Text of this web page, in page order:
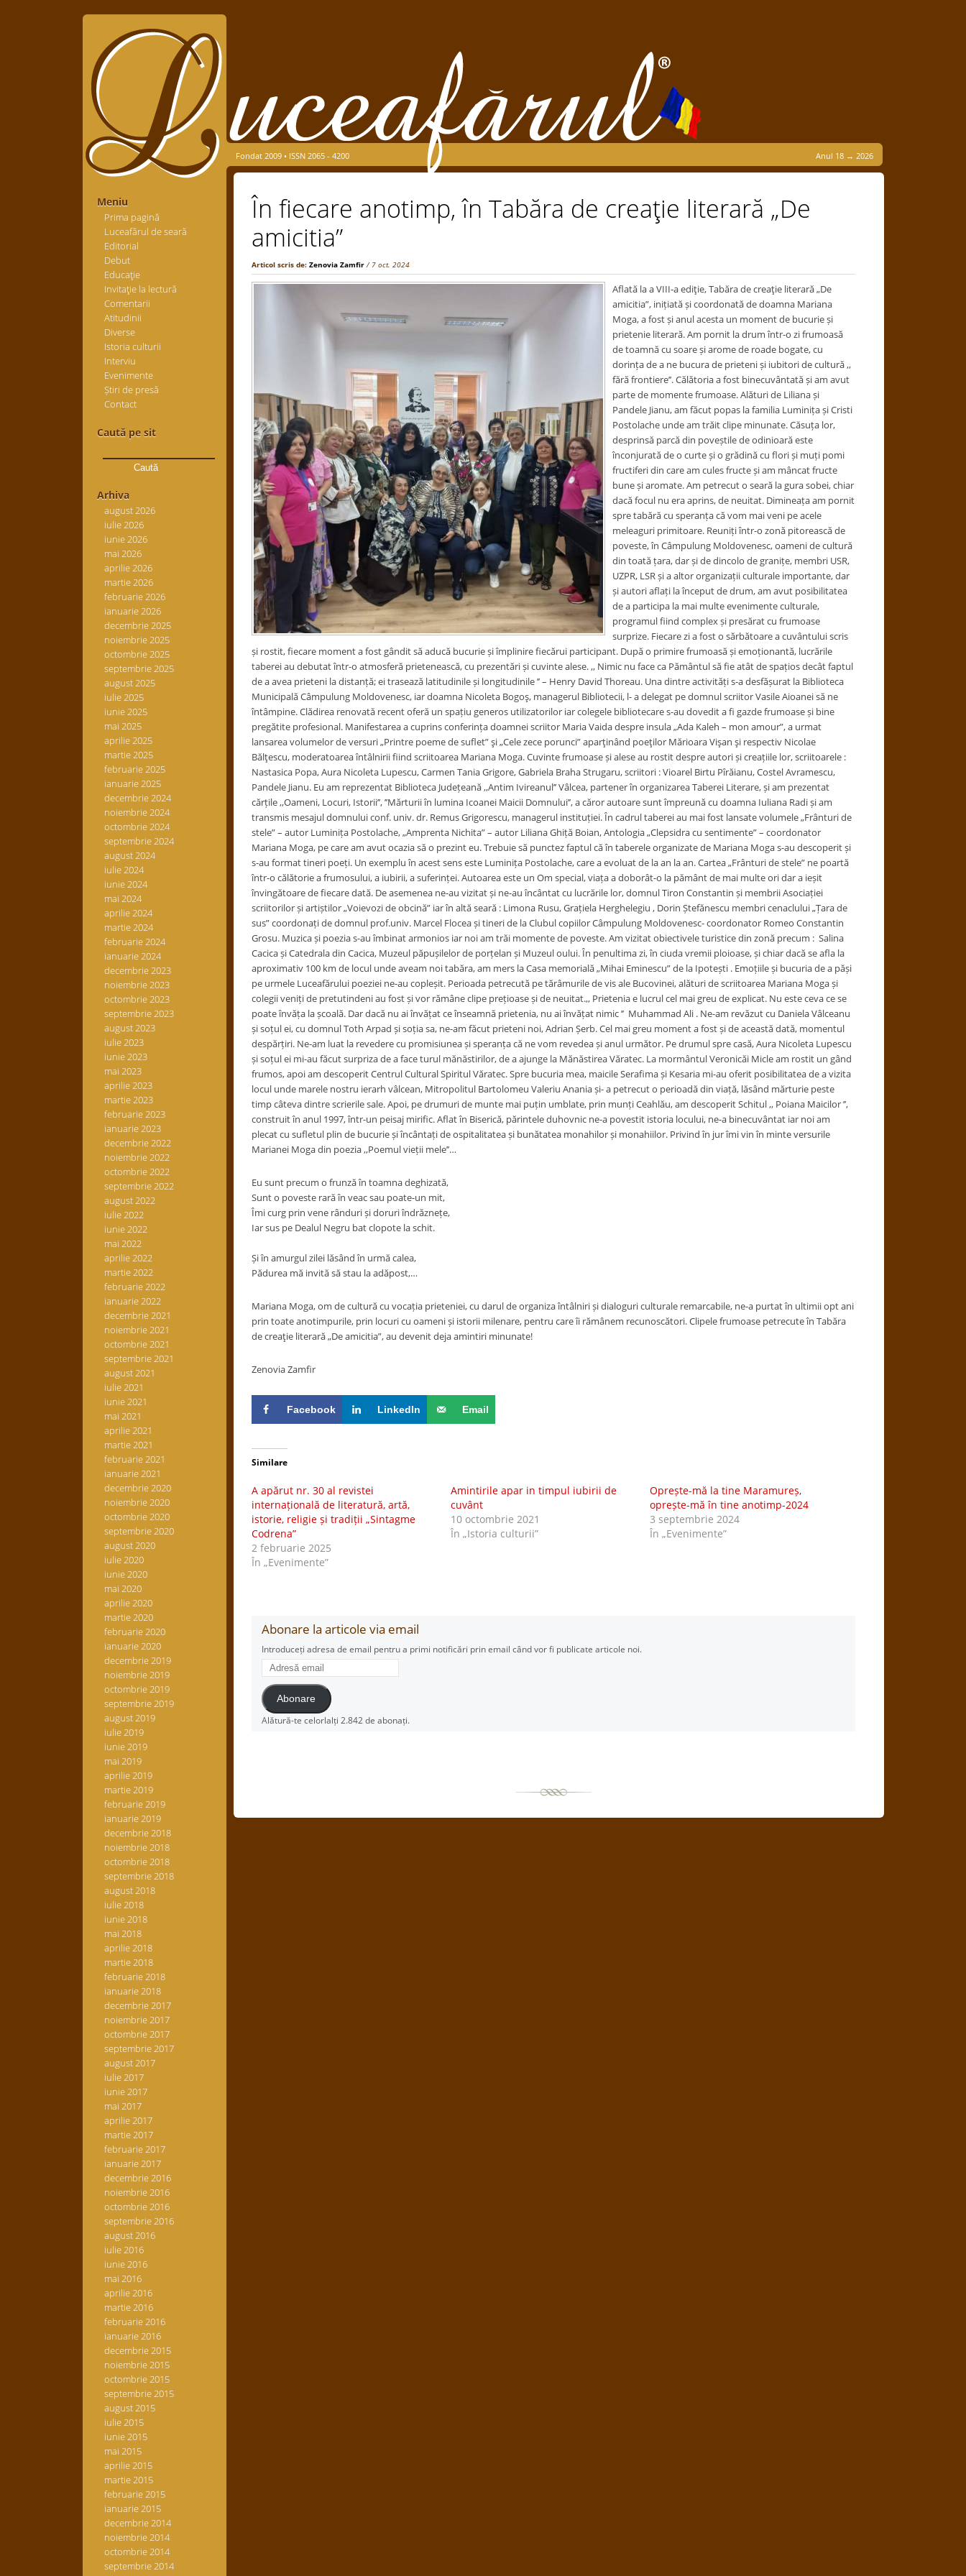
Meniu
Prima pagină
Luceafărul de seară
Editorial
Debut
Educaţie
Invitaţie la lectură
Comentarii
Atitudinii
Diverse
Istoria culturii
Interviu
Evenimente
Știri de presă
Contact
Caută pe sit
după:
Arhiva
august 2026
iulie 2026
iunie 2026
mai 2026
aprilie 2026
martie 2026
februarie 2026
ianuarie 2026
decembrie 2025
noiembrie 2025
octombrie 2025
septembrie 2025
august 2025
iulie 2025
iunie 2025
mai 2025
aprilie 2025
martie 2025
februarie 2025
ianuarie 2025
decembrie 2024
noiembrie 2024
octombrie 2024
septembrie 2024
august 2024
iulie 2024
iunie 2024
mai 2024
aprilie 2024
martie 2024
februarie 2024
ianuarie 2024
decembrie 2023
noiembrie 2023
octombrie 2023
septembrie 2023
august 2023
iulie 2023
iunie 2023
mai 2023
aprilie 2023
martie 2023
februarie 2023
ianuarie 2023
decembrie 2022
noiembrie 2022
octombrie 2022
septembrie 2022
august 2022
iulie 2022
iunie 2022
mai 2022
aprilie 2022
martie 2022
februarie 2022
ianuarie 2022
decembrie 2021
noiembrie 2021
octombrie 2021
septembrie 2021
august 2021
iulie 2021
iunie 2021
mai 2021
aprilie 2021
martie 2021
februarie 2021
ianuarie 2021
decembrie 2020
noiembrie 2020
octombrie 2020
septembrie 2020
august 2020
iulie 2020
iunie 2020
mai 2020
aprilie 2020
martie 2020
februarie 2020
ianuarie 2020
decembrie 2019
noiembrie 2019
octombrie 2019
septembrie 2019
august 2019
iulie 2019
iunie 2019
mai 2019
aprilie 2019
martie 2019
februarie 2019
ianuarie 2019
decembrie 2018
noiembrie 2018
octombrie 2018
septembrie 2018
august 2018
iulie 2018
iunie 2018
mai 2018
aprilie 2018
martie 2018
februarie 2018
ianuarie 2018
decembrie 2017
noiembrie 2017
octombrie 2017
septembrie 2017
august 2017
iulie 2017
iunie 2017
mai 2017
aprilie 2017
martie 2017
februarie 2017
ianuarie 2017
decembrie 2016
noiembrie 2016
octombrie 2016
septembrie 2016
august 2016
iulie 2016
iunie 2016
mai 2016
aprilie 2016
martie 2016
februarie 2016
ianuarie 2016
decembrie 2015
noiembrie 2015
octombrie 2015
septembrie 2015
august 2015
iulie 2015
iunie 2015
mai 2015
aprilie 2015
martie 2015
februarie 2015
ianuarie 2015
decembrie 2014
noiembrie 2014
octombrie 2014
septembrie 2014
Fondat 2009 • ISSN 2065 - 4200 Anul 18 → 2026
În fiecare anotimp, în Tabăra de creaţie literară „De
amicitia”
Articol scris de: Zenovia Zamfir / 7 oct. 2024
Aflată la a VIII-a ediţie, Tabăra de creaţie literară „De
amicitia”, inițiată și coordonată de doamna Mariana
Moga, a fost și anul acesta un moment de bucurie și
prietenie literară. Am pornit la drum într-o zi frumoasă
de toamnă cu soare și arome de roade bogate, cu
dorința de a ne bucura de prieteni și iubitori de cultură ,,
fără frontiere’’. Călătoria a fost binecuvântată și am avut
parte de momente frumoase. Alături de Liliana și
Pandele Jianu, am făcut popas la familia Luminița și Cristi
Postolache unde am trăit clipe minunate. Căsuța lor,
desprinsă parcă din poveștile de odinioară este
înconjurată de o curte și o grădină cu flori și muți pomi
fructiferi din care am cules fructe și am mâncat fructe
bune și aromate. Am petrecut o seară la gura sobei, chiar
dacă focul nu era aprins, de neuitat. Dimineața am pornit
spre tabără cu speranța că vom mai veni pe acele
meleaguri primitoare. Reuniți într-o zonă pitorească de
poveste, în Câmpulung Moldovenesc, oameni de cultură
din toată țara, dar și de dincolo de granițe, membri USR,
UZPR, LSR și a altor organizații culturale importante, dar
și autori aflați la început de drum, am avut posibilitatea
de a participa la mai multe evenimente culturale,
programul fiind complex și presărat cu frumoase
surprize. Fiecare zi a fost o sărbătoare a cuvântului scris
și rostit, fiecare moment a fost gândit să aducă bucurie și împlinire fiecărui participant. După o primire frumoasă și emoționantă, lucrările
taberei au debutat într-o atmosferă prietenească, cu prezentări și cuvinte alese. ,, Nimic nu face ca Pământul să fie atât de spațios decât faptul
de a avea prieteni la distanță; ei trasează latitudinile și longitudinile ’’ – Henry David Thoreau. Una dintre activități s-a desfășurat la Biblioteca
Municipală Câmpulung Moldovenesc, iar doamna Nicoleta Bogoş, managerul Bibliotecii, l- a delegat pe domnul scriitor Vasile Aioanei să ne
întâmpine. Clădirea renovată recent oferă un spațiu generos utilizatorilor iar colegele bibliotecare s-au dovedit a fi gazde frumoase și bine
pregătite profesional. Manifestarea a cuprins conferința doamnei scriitor Maria Vaida despre insula „Ada Kaleh – mon amour”, a urmat
lansarea volumelor de versuri „Printre poeme de suflet” şi „Cele zece porunci” aparţinând poeţilor Mărioara Vişan şi respectiv Nicolae
Bălţescu, moderatoarea întâlnirii fiind scriitoarea Mariana Moga. Cuvinte frumoase și alese au rostit despre autori și creațiile lor, scriitoarele :
Nastasica Popa, Aura Nicoleta Lupescu, Carmen Tania Grigore, Gabriela Braha Strugaru, scriitori : Vioarel Birtu Pîrăianu, Costel Avramescu,
Pandele Jianu. Eu am reprezentat Biblioteca Județeană ,,Antim Ivireanul’’ Vâlcea, partener în organizarea Taberei Literare, și am prezentat
cărțile ‚,Oameni, Locuri, Istorii’’, ’’Mărturii în lumina Icoanei Maicii Domnului’’, a căror autoare sunt împreună cu doamna Iuliana Radi și am
transmis mesajul domnului conf. univ. dr. Remus Grigorescu, managerul instituției. În cadrul taberei au mai fost lansate volumele „Frânturi de
stele” – autor Luminița Postolache, „Amprenta Nichita” – autor Liliana Ghiță Boian, Antologia „Clepsidra cu sentimente” – coordonator
Mariana Moga, pe care am avut ocazia să o prezint eu. Trebuie să punctez faptul că în taberele organizate de Mariana Moga s-au descoperit și
s-au format tineri poeți. Un exemplu în acest sens este Luminița Postolache, care a evoluat de la an la an. Cartea „Frânturi de stele” ne poartă
într-o călătorie a frumosului, a iubirii, a suferinței. Autoarea este un Om special, viața a doborât-o la pământ de mai multe ori dar a ieșit
învingătoare de fiecare dată. De asemenea ne-au vizitat și ne-au încântat cu lucrările lor, domnul Tiron Constantin și membrii Asociației
scriitorilor și artiștilor „Voievozi de obcină” iar în altă seară : Limona Rusu, Grațiela Herghelegiu , Dorin Ștefănescu membri cenaclului „Țara de
sus” coordonați de domnul prof.univ. Marcel Flocea și tineri de la Clubul copiilor Câmpulung Moldovenesc- coordonator Romeo Constantin
Grosu. Muzica și poezia s-au îmbinat armonios iar noi am trăi momente de poveste. Am vizitat obiectivele turistice din zonă precum : Salina
Cacica și Catedrala din Cacica, Muzeul păpușilelor de porțelan și Muzeul oului. În penultima zi, în ciuda vremii ploioase, și chiar dacă se afla la
aproximativ 100 km de locul unde aveam noi tabăra, am mers la Casa memorială „Mihai Eminescu” de la Ipotești . Emoțiile și bucuria de a păși
pe urmele Luceafărului poeziei ne-au copleșit. Perioada petrecută pe tărâmurile de vis ale Bucovinei, alături de scriitoarea Mariana Moga și
colegii veniți de pretutindeni au fost și vor rămâne clipe prețioase și de neuitat.,, Prietenia e lucrul cel mai greu de explicat. Nu este ceva ce se
poate învăța la școală. Dar dacă nu ai învățat ce înseamnă prietenia, nu ai învățat nimic ’’ Muhammad Ali . Ne-am revăzut cu Daniela Vâlceanu
și soțul ei, cu domnul Toth Arpad și soția sa, ne-am făcut prieteni noi, Adrian Șerb. Cel mai greu moment a fost și de această dată, momentul
despărțiri. Ne-am luat la revedere cu promisiunea și speranța că ne vom revedea și anul următor. Pe drumul spre casă, Aura Nicoleta Lupescu
și soțul ei mi-au făcut surpriza de a face turul mănăstirilor, de a ajunge la Mănăstirea Văratec. La mormântul Veronicăi Micle am rostit un gând
frumos, apoi am descoperit Centrul Cultural Spiritul Văratec. Spre bucuria mea, maicile Serafima și Kesaria mi-au oferit posibilitatea de a vizita
locul unde marele nostru ierarh vâlcean, Mitropolitul Bartolomeu Valeriu Anania și- a petrecut o perioadă din viață, lăsând mărturie peste
timp câteva dintre scrierile sale. Apoi, pe drumuri de munte mai puțin umblate, prin munți Ceahlău, am descoperit Schitul ,, Poiana Maicilor ’’,
construit în anul 1997, într-un peisaj mirific. Aflat în Biserică, părintele duhovnic ne-a povestit istoria locului, ne-a binecuvântat iar noi am
plecat cu sufletul plin de bucurie și încântați de ospitalitatea și bunătatea monahilor și monahiilor. Privind în jur îmi vin în minte versurile
Marianei Moga din poezia ,,Poemul vieții mele’’…
Eu sunt precum o frunză în toamna deghizată,
Sunt o poveste rară în veac sau poate-un mit,
Îmi curg prin vene rânduri și doruri îndrăznețe,
Iar sus pe Dealul Negru bat clopote la schit.
Și în amurgul zilei lăsând în urmă calea,
Pădurea mă invită să stau la adăpost,…
Mariana Moga, om de cultură cu vocația prieteniei, cu darul de organiza întâlniri și dialoguri culturale remarcabile, ne-a purtat în ultimii opt ani
prin toate anotimpurile, prin locuri cu oameni și istorii milenare, pentru care îi rămânem recunoscători. Clipele frumoase petrecute în Tabăra
de creaţie literară „De amicitia”, au devenit deja amintiri minunate!
Zenovia Zamfir
Facebook LinkedIn Email
Similare
A apărut nr. 30 al revistei
internațională de literatură, artă,
istorie, religie și tradiții „Sintagme
Codrena”
2 februarie 2025
În „Evenimente”
Amintirile apar in timpul iubirii de
cuvânt
10 octombrie 2021
În „Istoria culturii”
Oprește-mă la tine Maramureș,
oprește-mă în tine anotimp-2024
3 septembrie 2024
În „Evenimente”
Abonare la articole via email
Introduceți adresa de email pentru a primi notificări prin email când vor fi publicate articole noi.
Adresă
email
Abonare
Alătură-te celorlalți 2.842 de abonați.